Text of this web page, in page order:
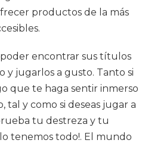
productos de la más
encontrar sus títulos
y jugarlos a gusto. Tanto si
que te haga sentir inmerso
y como si deseas jugar a
tu destreza y tu
tenemos todo!. El mundo